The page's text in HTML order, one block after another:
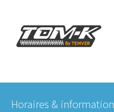
Horaires & information